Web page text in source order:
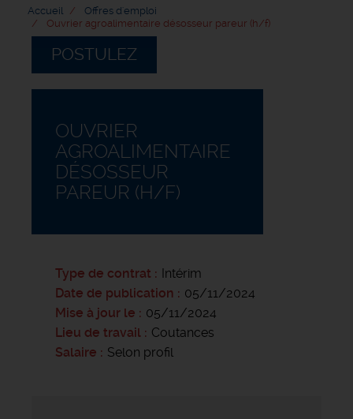
Accueil
Offres d'emploi
Ouvrier agroalimentaire désosseur pareur (h/f)
POSTULEZ
OUVRIER
AGROALIMENTAIRE
DÉSOSSEUR
PAREUR (H/F)
Type de contrat
Intérim
Date de publication
05/11/2024
Mise à jour le
05/11/2024
Lieu de travail
Coutances
Salaire
Selon profil